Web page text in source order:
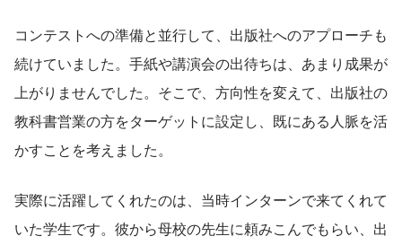
コンテストへの準備と並行して、出版社へのアプローチも
続けていました。手紙や講演会の出待ちは、あまり成果が
上がりませんでした。そこで、方向性を変えて、出版社の
教科書営業の方をターゲットに設定し、既にある人脈を活
かすことを考えました。
実際に活躍してくれたのは、当時インターンで来てくれて
いた学生です。彼から母校の先生に頼みこんでもらい、出